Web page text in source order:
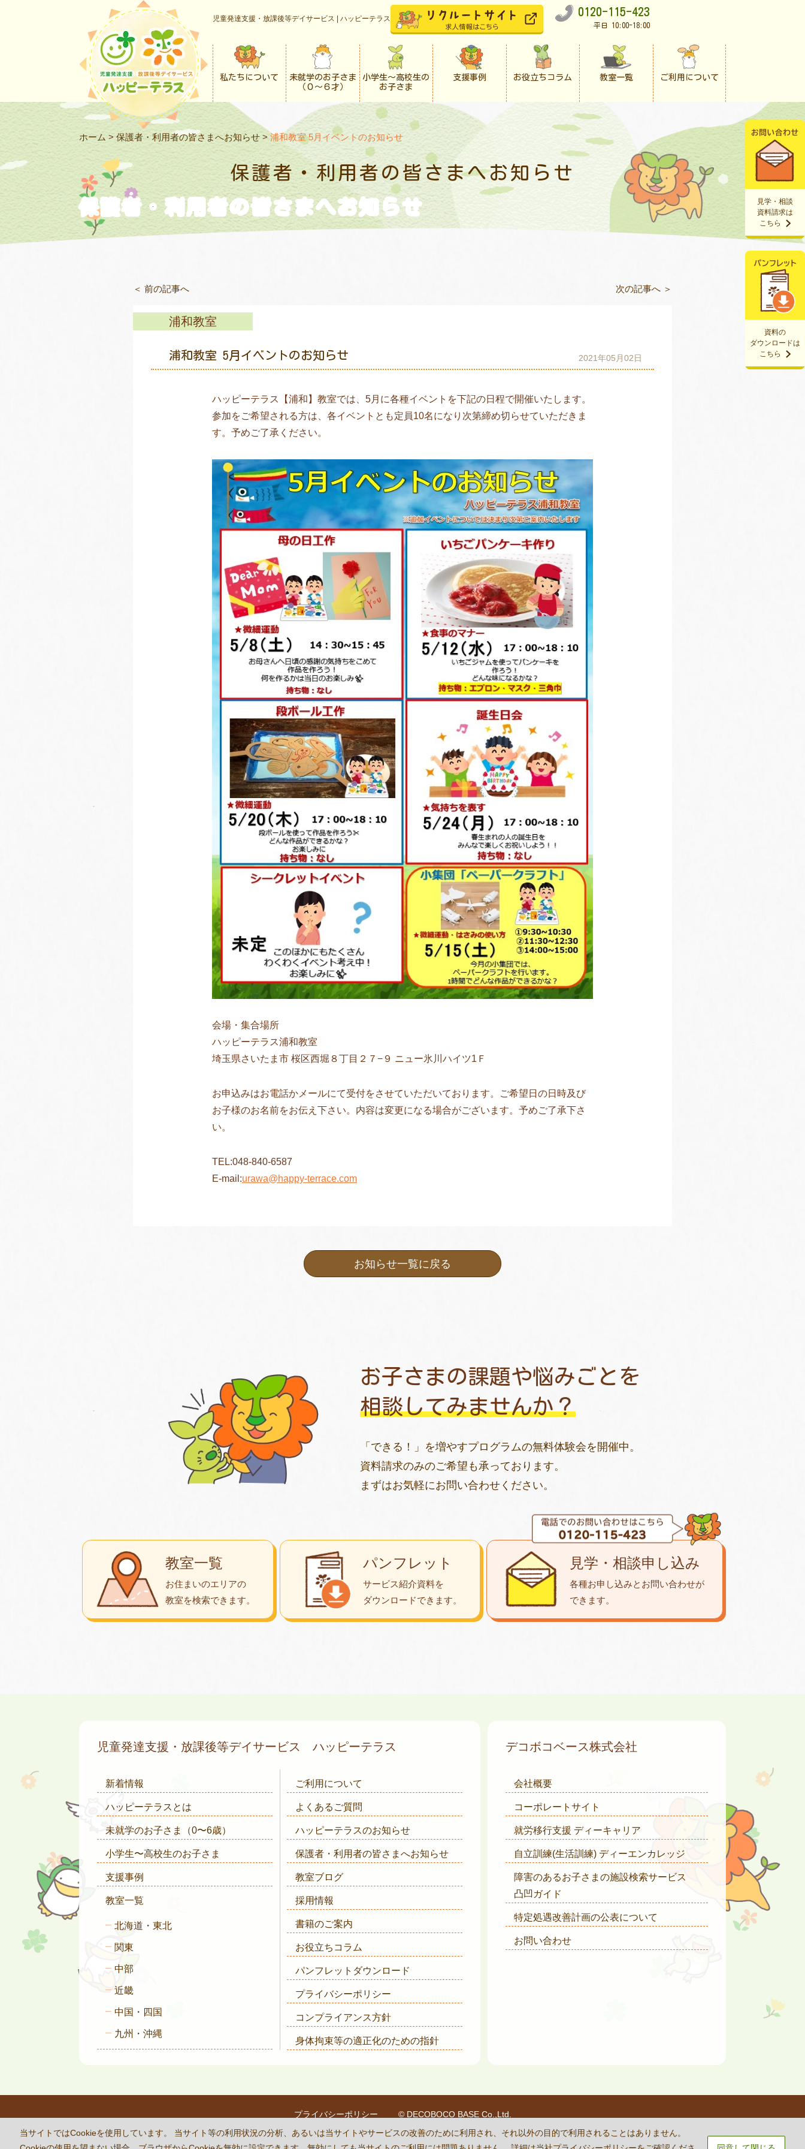
児童発達支援・放課後等デイサービス | ハッピーテラス
0120-115-423
平日 10:00-18:00
私たちについて
未就学のお子さま
（０〜６才）
小学生〜高校生の
お子さま
支援事例 お役立ちコラム 教室一覧 ご利用について
資料の
ダウンロードは
こちら
見学・相談
資料請求は
こちら
ホーム > 保護者・利用者の皆さまへお知らせ > 浦和教室 5月イベントのお知らせ
保護者・利用者の 皆さまへお知らせ
保護者・利用者の皆さまへお知らせ
＜ 前の記事へ 次の記事へ ＞
浦和教室
浦和教室 5月イベントのお知らせ 2021年05月02日
ハッピーテラス【浦和】教室では、5月に各種イベントを下記の日程で開催いたします。
参加をご希望される方は、各イベントとも定員10名になり次第締め切らせていただきま
す。予めご了承ください。
会場・集合場所
ハッピーテラス浦和教室
埼玉県さいたま市 桜区西堀８丁目２７−９ ニュー氷川ハイツ1Ｆ
お申込みはお電話かメールにて受付をさせていただいております。ご希望日の日時及び
お子様のお名前をお伝え下さい。内容は変更になる場合がございます。予めご了承下さ
い。
TEL:048-840-6587
E-mail:urawa@happy-terrace.com
お知らせ一覧に戻る
お子さまの課題や悩みごとを
相談してみませんか？
「できる！」を増やすプログラムの無料体験会を開催中。
資料請求のみのご希望も承っております。
まずはお気軽にお問い合わせください。
教室一覧
お住まいのエリアの
教室を検索できます。
パンフレット
サービス紹介資料を
ダウンロードできます。
見学・相談申し込み
各種お申し込みとお問い合わせが
できます。
児童発達支援・放課後等デイサービス ハッピーテラス
新着情報
ハッピーテラスとは
未就学のお子さま （0〜6歳）
小学生〜高校生のお子さま
支援事例
教室一覧
北海道・東北
関東
中部
近畿
中国・四国
九州・沖縄
ご利用について
よくあるご質問
ハッピーテラスのお知らせ
保護者・利用者の皆さまへお知らせ
教室ブログ
採用情報
書籍のご案内
お役立ちコラム
パンフレットダウンロード
プライバシーポリシー
コンプライアンス方針
身体拘束等の適正化のための指針
デコボコベース株式会社
会社概要
コーポレートサイト
就労移行支援 ディーキャリア
自立訓練(生活訓練) ディーエンカレッジ
障害のあるお子さまの施設検索サービス
凸凹ガイド
特定処遇改善計画の公表について
お問い合わせ
プライバシーポリシー
© DECOBOCO BASE Co.,Ltd.
This site is protected by reCAPTCHAand the GooglePrivacy Policy and Terms of Serviceapply.
当サイトではCookieを使用しています。 当サイト等の利用状況の分析、あるいは当サイトやサービスの改善のために利用され、それ以外の目的で利用されることはありません。